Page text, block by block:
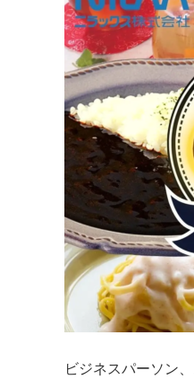
ビジネスパーソン